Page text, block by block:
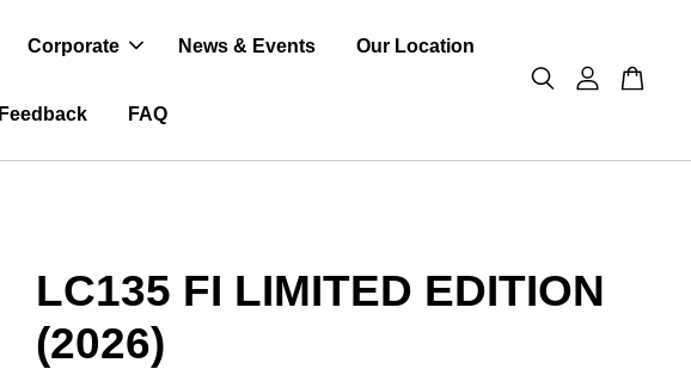
Corporate News & Events Our Location
Feedback FAQ
LC135 FI LIMITED EDITION
(2026)